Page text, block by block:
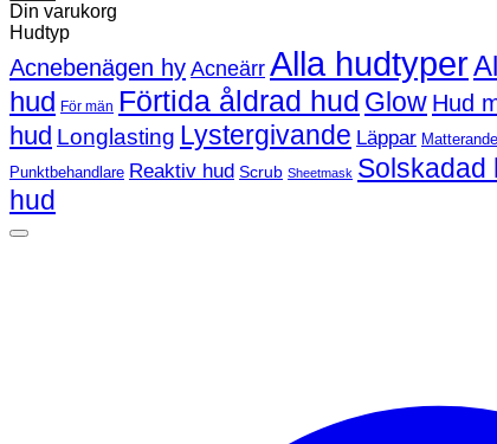
Din varukorg
Hudtyp
Acnebenägen hy Acneärr Alla hudtyper
hud För män Förtida åldrad hud Glow Hud
hud Longlasting Lystergivande Läppar Matterande
Punktbehandlare Reaktiv hud Scrub Sheetmask Solskadad
hud